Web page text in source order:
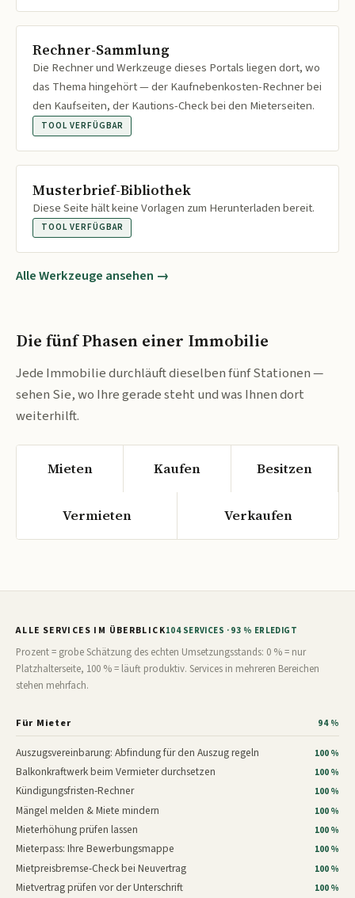
Rechner-Sammlung
Die Rechner und Werkzeuge dieses Portals liegen dort, wo
das Thema hingehört — der Kaufnebenkosten-Rechner bei
den Kaufseiten, der Kautions-Check bei den Mieterseiten.
TOOL VERFÜGBAR
Musterbrief-Bibliothek
Diese Seite hält keine Vorlagen zum Herunterladen bereit.
TOOL VERFÜGBAR
Alle Werkzeuge ansehen →
Die fünf Phasen einer Immobilie
Jede Immobilie durchläuft dieselben fünf Stationen —
sehen Sie, wo Ihre gerade steht und was Ihnen dort
weiterhilft.
Mieten Kaufen Besitzen
Vermieten Verkaufen
ALLE SERVICES IM ÜBERBLICK104 SERVICES · 93 % ERLEDIGT
Prozent = grobe Schätzung des echten Umsetzungsstands: 0 % = nur
Platzhalterseite, 100 % = läuft produktiv. Services in mehreren Bereichen
stehen mehrfach.
Für Mieter 94 %
Auszugsvereinbarung: Abfindung für den Auszug regeln 100 %
Balkonkraftwerk beim Vermieter durchsetzen 100 %
Kündigungsfristen-Rechner 100 %
Mängel melden & Miete mindern 100 %
Mieterhöhung prüfen lassen 100 %
Mieterpass: Ihre Bewerbungsmappe 100 %
Mietpreisbremse-Check bei Neuvertrag 100 %
Mietvertrag prüfen vor der Unterschrift 100 %